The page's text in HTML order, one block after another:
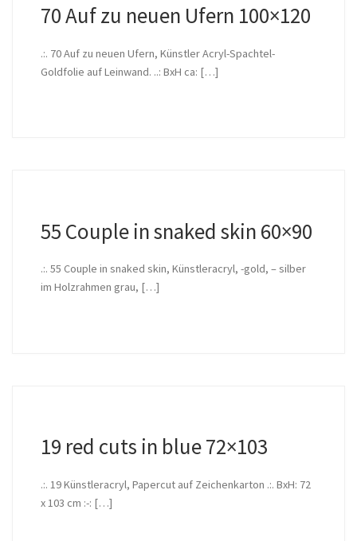
70 Auf zu neuen Ufern 100×120
.:. 70 Auf zu neuen Ufern, Künstler Acryl-Spachtel-
Goldfolie auf Leinwand. ..: BxH ca: […]
55 Couple in snaked skin 60×90
.:. 55 Couple in snaked skin, Künstleracryl, -gold, – silber
im Holzrahmen grau, […]
19 red cuts in blue 72×103
.:. 19 Künstleracryl, Papercut auf Zeichenkarton .:. BxH: 72
x 103 cm :-: […]